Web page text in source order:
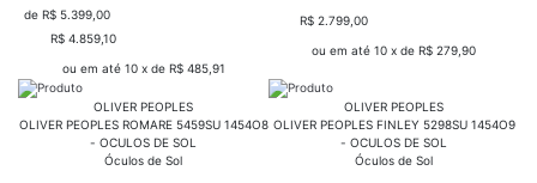
de R$ 5.399,00
R$ 4.859,10
ou em até 10 x de R$ 485,91
R$ 2.799,00
ou em até 10 x de R$ 279,90
OLIVER PEOPLES
OLIVER PEOPLES ROMARE 5459SU 1454O8
- OCULOS DE SOL
Óculos de Sol
OLIVER PEOPLES
OLIVER PEOPLES FINLEY 5298SU 1454O9
- OCULOS DE SOL
Óculos de Sol